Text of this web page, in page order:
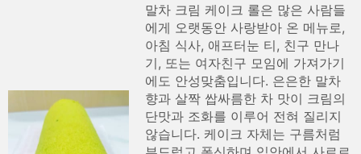
말차 크림 케이크 롤은 많은 사람들
에게 오랫동안 사랑받아 온 메뉴로,
아침 식사, 애프터눈 티, 친구 만나
기, 또는 여자친구 모임에 가져가기
에도 안성맞춤입니다. 은은한 말차
향과 살짝 쌉싸름한 차 맛이 크림의
단맛과 조화를 이루어 전혀 질리지
않습니다. 케이크 자체는 구름처럼